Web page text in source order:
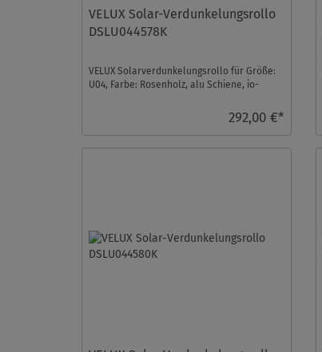
VELUX Solar-Verdunkelungsrollo
DSLU044578K
VELUX Solarverdunkelungsrollo für Größe:
U04, Farbe: Rosenholz, alu Schiene, io-
292,00 €*